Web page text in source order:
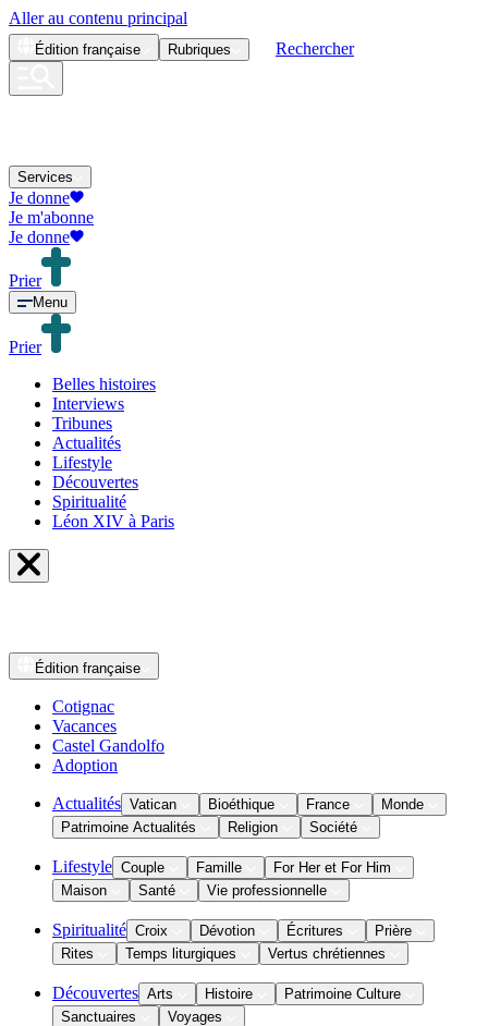
Aller au contenu principal
Édition française Rubriques Rechercher
Services
Je donne
Je m'abonne
Je donne
Prier
Menu
Prier
Belles histoires
Interviews
Tribunes
Actualités
Lifestyle
Découvertes
Spiritualité
Léon XIV à Paris
Édition française
Cotignac
Vacances
Castel Gandolfo
Adoption
Actualités Vatican Bioéthique France
Monde
Patrimoine Actualités
Religion Société
Lifestyle Couple Famille
For Her et For Him
Maison
Santé Vie professionnelle
Spiritualité Croix Dévotion Écritures
Prière
Rites
Temps liturgiques Vertus chrétiennes
Découvertes Arts Histoire
Patrimoine Culture
Sanctuaires
Voyages